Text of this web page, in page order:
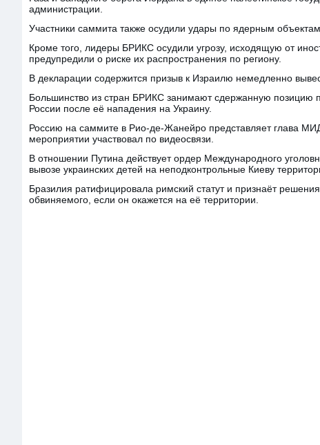
администрации.
Участники саммита также осудили удары по ядерным
Кроме того, лидеры БРИКС осудили угрозу, исходящую от
предупредили о риске их распространения по региону.
В декларации содержится призыв к Израилю немедленно
Большинство из стран БРИКС занимают сдержанную позицию
России после её нападения на Украину.
Россию на саммите в Рио-де-Жанейро представляет глава
мероприятии участвовал по видеосвязи.
В отношении Путина действует ордер Международного
вывозе украинских детей на неподконтрольные Киеву
Бразилия ратифицировала римский статут и признаёт
обвиняемого, если он окажется на её территории.